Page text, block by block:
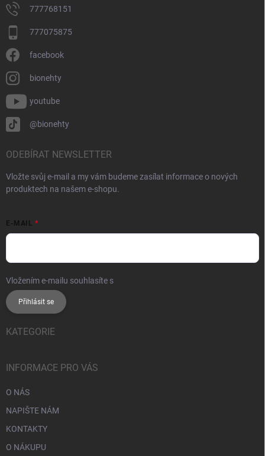
777768151
777075875
facebook
bionehty
youtube
@bionehty
ODEBÍRAT NEWSLETTER
Vložte svůj e-mail a my vám budeme zasílat informace o nových
produktech na našem e-shopu.
E-MAIL
Vložením e-mailu souhlasíte s
Přihlásit se
KATEGORIE
INFORMACE PRO VÁS
O NÁS
NAPIŠTE NÁM
KONTAKTY
O NÁKUPU